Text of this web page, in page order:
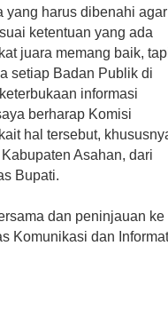
yang harus dibenahi agar
ketentuan yang ada
juara memang baik,
setiap Badan Publik di
informasi
berharap Komisi
hal tersebut,
Asahan, dari
Bupati.
dan peninjauan ke
Komunikasi dan